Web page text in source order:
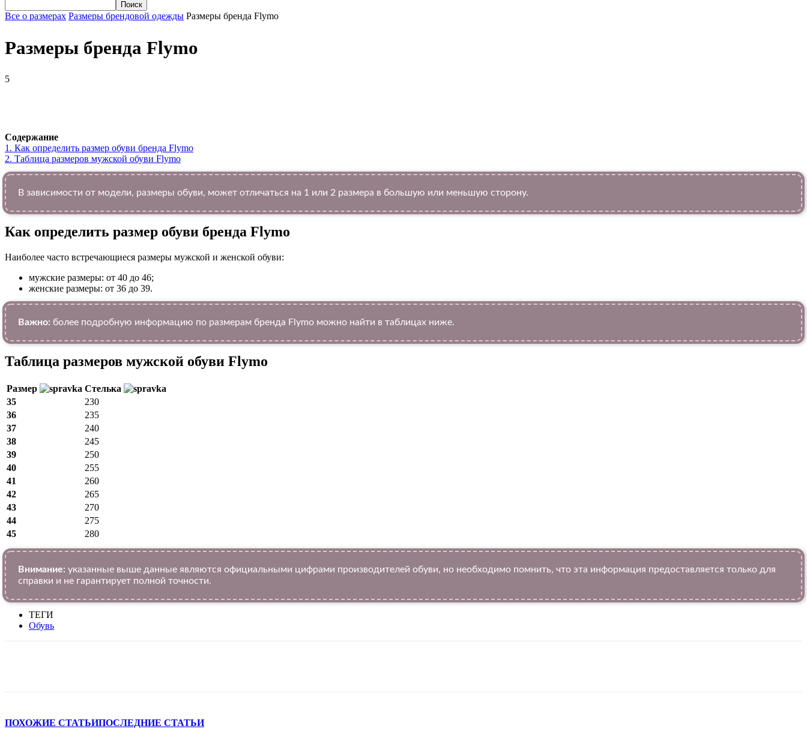
Все о размерах Размеры брендовой одежды Размеры бренда Flymo
Размеры бренда Flymo
5
Содержание
1. Как определить размер обуви брендa Flymo
2. Таблица размеров мужской обуви Flymo
В зависимости от модели, размеры обуви, может отличаться на 1 или 2 размера в большую или меньшую сторону.
Как определить размер обуви брендa Flymo
Наиболее часто встречающиеся размеры мужской и женской обуви:
мужские размеры: от 40 до 46;
женские размеры: от 36 до 39.
Важно: более подробную информацию по размерам бренда Flymo можно найти в таблицах ниже.
Таблица размеров мужской обуви Flymo
Размер
Стелька
35
230
36
235
37
240
38
245
39
250
40
255
41
260
42
265
43
270
44
275
45
280
Внимание: указанные выше данные являются официальными цифрами производителей обуви, но необходимо помнить, что эта информация предоставляется только для
справки и не гарантирует полной точности.
ТЕГИ
Обувь
ПОХОЖИЕ СТАТЬИПОСЛЕДНИЕ СТАТЬИ